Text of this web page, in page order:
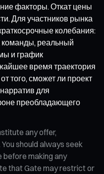
факторы. Откат цены
Для участников рынка
колебания:
реальный
и график
время траектория
того, сможет ли проект
для
преобладающего
any offer,
should always seek
before making any
that Gate may restrict or